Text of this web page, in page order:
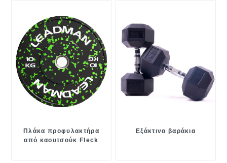
Πλάκα προφυλακτήρα
από καουτσούκ Fleck
Εξάκτινα βαράκια